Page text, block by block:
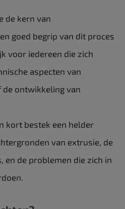
de kern van
goed begrip van dit proces
voor iedereen die zich
aspecten van
ontwikkeling van
kort bestek een helder
van extrusie, de
en de problemen die zich in